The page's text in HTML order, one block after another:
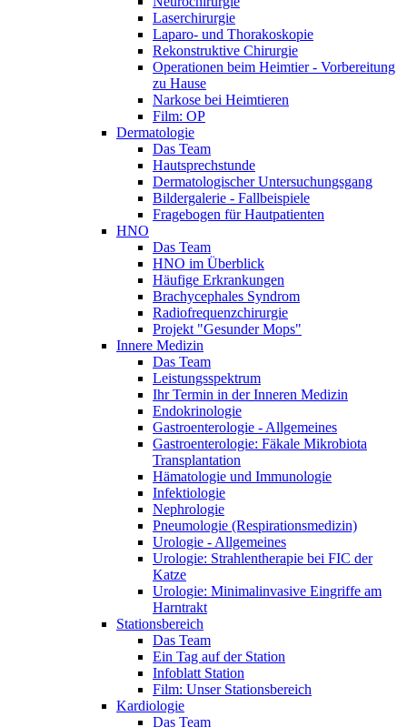
Laserchirurgie
Laparo- und Thorakoskopie
Rekonstruktive Chirurgie
Operationen beim Heimtier - Vorbereitung
zu Hause
Narkose bei Heimtieren
Film: OP
Dermatologie
Das Team
Hautsprechstunde
Dermatologischer Untersuchungsgang
Bildergalerie - Fallbeispiele
Fragebogen für Hautpatienten
HNO
Das Team
HNO im Überblick
Häufige Erkrankungen
Brachycephales Syndrom
Radiofrequenzchirurgie
Projekt "Gesunder Mops"
Innere Medizin
Das Team
Leistungsspektrum
Ihr Termin in der Inneren Medizin
Endokrinologie
Gastroenterologie - Allgemeines
Gastroenterologie: Fäkale Mikrobiota
Transplantation
Hämatologie und Immunologie
Infektiologie
Nephrologie
Pneumologie (Respirationsmedizin)
Urologie - Allgemeines
Urologie: Strahlentherapie bei FIC der
Katze
Urologie: Minimalinvasive Eingriffe am
Harntrakt
Stationsbereich
Das Team
Ein Tag auf der Station
Infoblatt Station
Film: Unser Stationsbereich
Kardiologie
Das Team